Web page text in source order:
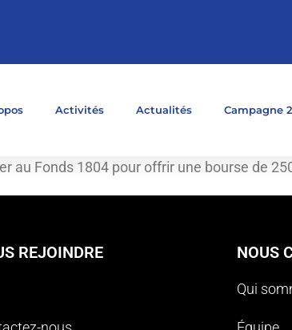
Activités Actualités Campagne
au Fonds 1804 pour offrir une bourse de
REJOINDRE NOUS
Qui